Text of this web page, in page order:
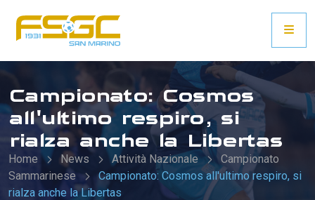
Campionato: Cosmos
all'ultimo respiro, si
rialza anche la Libertas
Home News Attività Nazionale
Campionato
Sammarinese
Campionato: Cosmos all'ultimo respiro, si
rialza anche la Libertas